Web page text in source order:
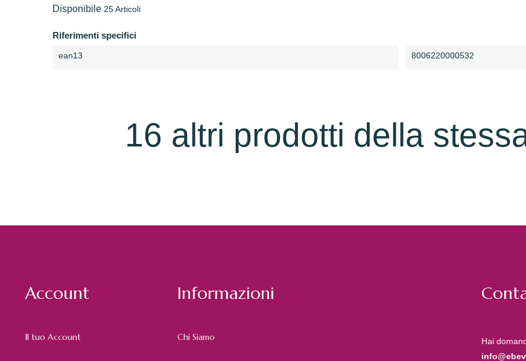
Disponibile 25 Articoli
Riferimenti specifici
ean13 8006220000532
16 altri prodotti della
Account
Il tuo Account
Informazioni
Chi Siamo
Hai